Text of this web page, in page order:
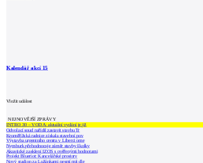
Kalendář akcí 15
Vložit událost
NEJNOVĚJŠÍ ZPRÁVY
INTRO 30 – VODA: aktuální vydání je již
Odvolací soud nařídil zastavit stavbu Tr
Kroměřížská radnice získala stavební pov
Výstavba urgentního centra v Liberci ome
Nymburk přehodnocuje záměr stavby školky
Akustické zasklení IZOS s ověřenými hodnotami
Projekt Blueriot: Kancelářské prostory
Nový stadion za Lužánkami nesmí mít dle